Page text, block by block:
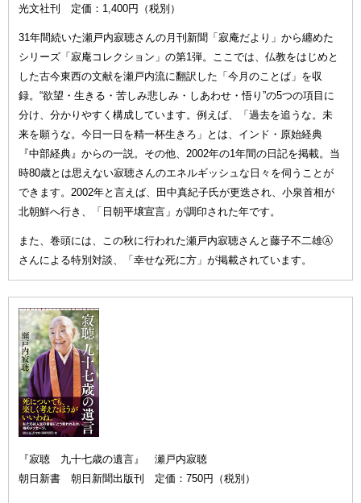
光文社刊 定価：1,400円（税別）
31年間続いた瀬戸内寂聴さんの月刊新聞「寂庵だより」から纏めた
シリーズ「寂庵コレクション」の第1弾。ここでは、仏教をはじめと
した古今東西の文献を瀬戸内流に翻訳した「今月のことば」を収
録。“欲望・生きる・苦しみ悲しみ・しあわせ・悟り”の5つの項目に
分け、分かりやすく構成しています。例えば、「過去を追うな。未
来を願うな。今日一日を精一杯生きろ」とは、インド・原始経典
『中部経典』からの一説。その他、2002年の1年間の日記を掲載。当
時80歳とは思えない寂聴さんのエネルギッシュな日々を伺うことが
できます。2002年と言えば、田中真紀子氏が更迭され、小泉首相が
北朝鮮へ行き、「日朝平壌宣言」が調印された年です。
また、巻頭には、この秋に行われた瀬戸内寂聴さんと藤子不二雄Ⓐ
さんによる特別対談、「幸せな死に方」が掲載されています。
『寂聴 九十七歳の遺言』 瀬戸内寂聴
朝日新書 朝日新聞出版刊 定価：750円（税別）